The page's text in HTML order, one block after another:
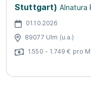
Stuttgart) Alnatura
01.10.2026
89077 Ulm (u.a.)
1.550 - 1.749 € pro